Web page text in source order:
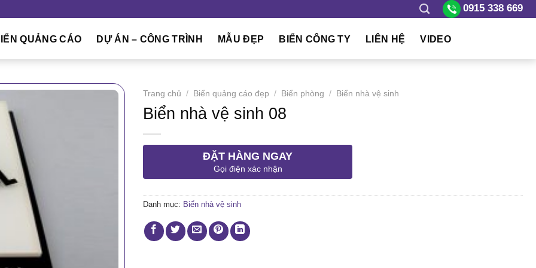
0915 338 669
QUẢNG CÁO DỰ ÁN – CÔNG TRÌNH MẪU ĐẸP BIỂN CÔNG TY LIÊN HỆ VIDEO
Trang chủ / Biển quảng cáo đẹp / Biển phòng / Biển nhà vệ sinh
Biển nhà vệ sinh 08
ĐẶT HÀNG NGAY
Gọi điện xác nhận
Danh mục: Biển nhà vệ sinh